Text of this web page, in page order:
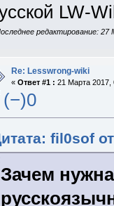
LW-
редактирование:
Re: Lesswrong-wiki
« Ответ #1 : 21 Марта 2017,
(−)0
fil0sof
Зачем